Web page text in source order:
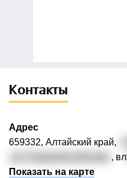
Контакты
Адрес
659332, Алтайский край,
, вл
Показать на карте